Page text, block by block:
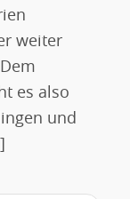
weiter
es also
und